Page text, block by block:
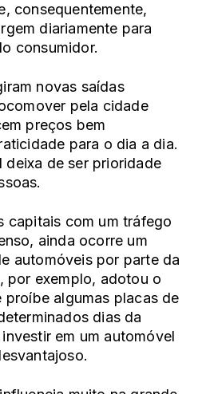
consequentemente,
diariamente para
consumidor.
novas saídas
pela cidade
preços bem
para o dia a dia.
deixa de ser prioridade
capitais com um tráfego
ainda ocorre um
automóveis por parte da
por exemplo, adotou o
algumas placas de
dias da
em um automóvel